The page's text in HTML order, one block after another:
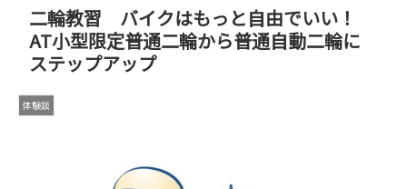
二輪教習 バイクはもっと自由でいい！
AT小型限定普通二輪から普通自動二輪に
ステップアップ
体験談